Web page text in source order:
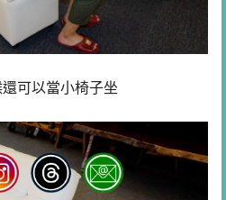
可以當小椅子坐